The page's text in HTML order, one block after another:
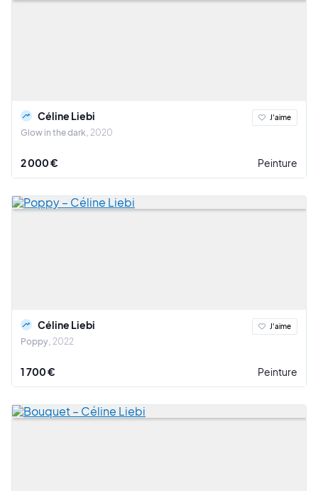
Céline Liebi
Glow in the dark 2020
J'aime
2 000 € Peinture
Céline Liebi
Poppy 2022
J'aime
1 700 € Peinture